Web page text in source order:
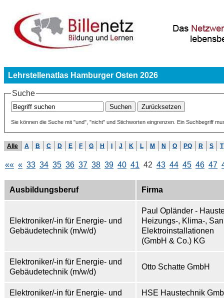
Lehrstellenatlas Hamburger Osten 2026
Suche
Sie können die Suche mit "und", "nicht" und Stichworten eingrenzen. Ein Suchbegriff
Alle A B C D E F G H J K L M N O PQ R S T
«« « 33 34 35 36 37 38 39 40 41 42 43 44 45 46 47
Ausbildungsberuf Firma
Elektroniker/-in für Energie- und
Gebäudetechnik (m/w/d)
Paul Opländer -
Heizungs-, Klima-,
Elektroinstallationen
(GmbH & Co.) KG
Elektroniker/-in für Energie- und
Gebäudetechnik (m/w/d)
Otto Schatte GmbH
Elektroniker/-in für Energie- und
HSE Haustechnik